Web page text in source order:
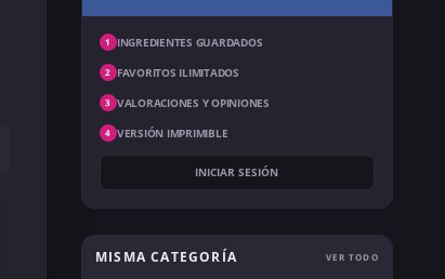
1 INGREDIENTES GUARDADOS
2 FAVORITOS ILIMITADOS
3 VALORACIONES Y OPINIONES
4 VERSIÓN IMPRIMIBLE
INICIAR SESIÓN
MISMA CATEGORÍA VER TODO